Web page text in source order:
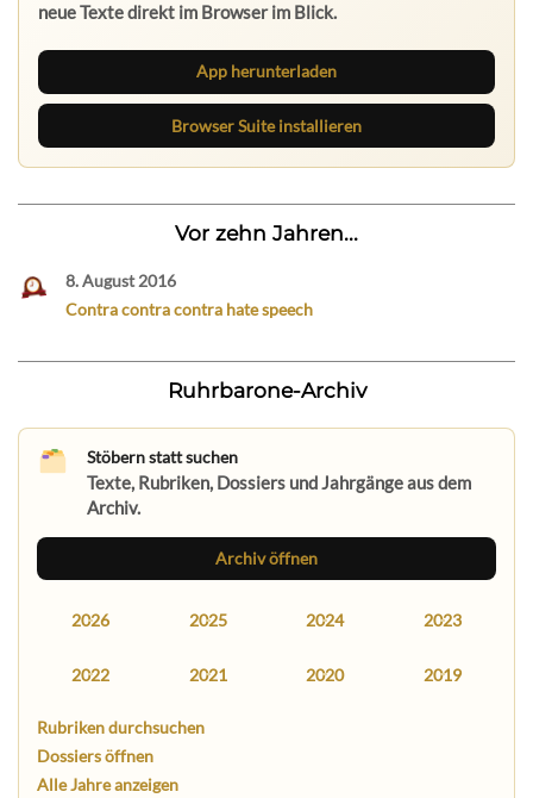
neue Texte direkt im Browser im Blick.
App herunterladen
Browser Suite installieren
Vor zehn Jahren...
8. August 2016
Contra contra contra hate speech
Ruhrbarone-Archiv
Stöbern statt suchen
Texte, Rubriken, Dossiers und Jahrgänge aus dem
Archiv.
Archiv öffnen
2026 2025 2024 2023
2022 2021 2020 2019
Rubriken durchsuchen
Dossiers öffnen
Alle Jahre anzeigen